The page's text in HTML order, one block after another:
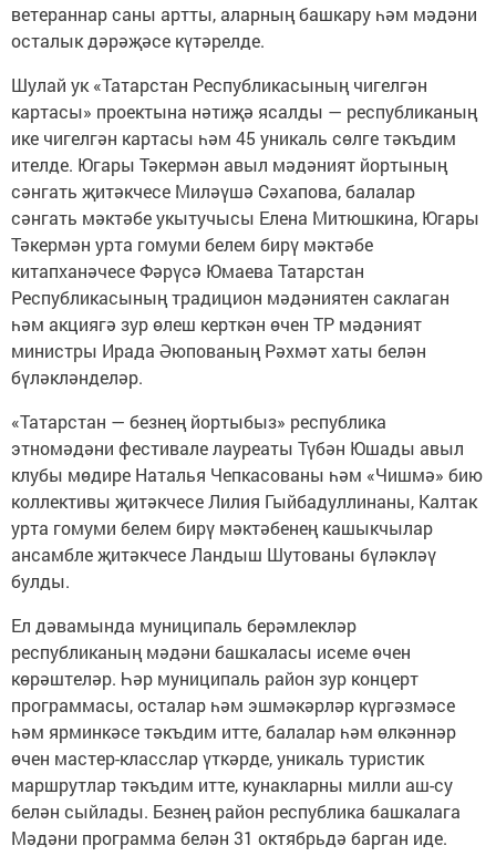
ветераннар саны артты, аларның башкару һәм мәдәни
осталык дәрәҗәсе күтәрелде.
Шулай ук «Татарстан Республикасының чигелгән
картасы» проектына нәтиҗә ясалды — республиканың
ике чигелгән картасы һәм 45 уникаль сөлге тәкъдим
ителде. Югары Тәкермән авыл мәдәният йортының
сәнгать җитәкчесе Миләүшә Сәхапова, балалар
сәнгать мәктәбе укытучысы Елена Митюшкина, Югары
Тәкермән урта гомуми белем бирү мәктәбе
китапханәчесе Фәрүсә Юмаева Татарстан
Республикасының традицион мәдәниятен саклаган
һәм акциягә зур өлеш керткән өчен ТР мәдәният
министры Ирада Әюпованың Рәхмәт хаты белән
бүләкләнделәр.
«Татарстан — безнең йортыбыз» республика
этномәдәни фестивале лауреаты Түбән Юшады авыл
клубы мөдире Наталья Чепкасованы һәм «Чишмә» бию
коллективы җитәкчесе Лилия Гыйбадуллинаны, Калтак
урта гомуми белем бирү мәктәбенең кашыкчылар
ансамбле җитәкчесе Ландыш Шутованы бүләкләү
булды.
Ел дәвамында муниципаль берәмлекләр
республиканың мәдәни башкаласы исеме өчен
көрәштеләр. Һәр муниципаль район зур концерт
программасы, осталар һәм эшмәкәрләр күргәзмәсе
һәм ярминкәсе тәкъдим итте, балалар һәм өлкәннәр
өчен мастер-класслар үткәрде, уникаль туристик
маршрутлар тәкъдим итте, кунакларны милли аш-су
белән сыйлады. Безнең район республика башкалага
Мәдәни программа белән 31 октябрьдә барган иде.